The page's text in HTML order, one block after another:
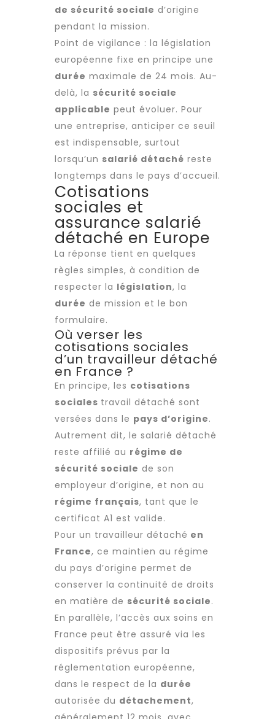
de sécurité sociale d’origine
pendant la mission.
Point de vigilance : la législation
européenne fixe en principe une
durée maximale de 24 mois. Au-
delà, la sécurité sociale
applicable peut évoluer. Pour
une entreprise, anticiper ce seuil
est indispensable, surtout
lorsqu’un salarié détaché reste
longtemps dans le pays d’accueil.
Cotisations
sociales et
assurance salarié
détaché en Europe
La réponse tient en quelques
règles simples, à condition de
respecter la législation, la
durée de mission et le bon
formulaire.
Où verser les
cotisations sociales
d’un travailleur détaché
en France ?
En principe, les cotisations
sociales travail détaché sont
versées dans le pays d’origine.
Autrement dit, le salarié détaché
reste affilié au régime de
sécurité sociale de son
employeur d’origine, et non au
régime français, tant que le
certificat A1 est valide.
Pour un travailleur détaché en
France, ce maintien au régime
du pays d’origine permet de
conserver la continuité de droits
en matière de sécurité sociale.
En parallèle, l’accès aux soins en
France peut être assuré via les
dispositifs prévus par la
réglementation européenne,
dans le respect de la durée
autorisée du détachement,